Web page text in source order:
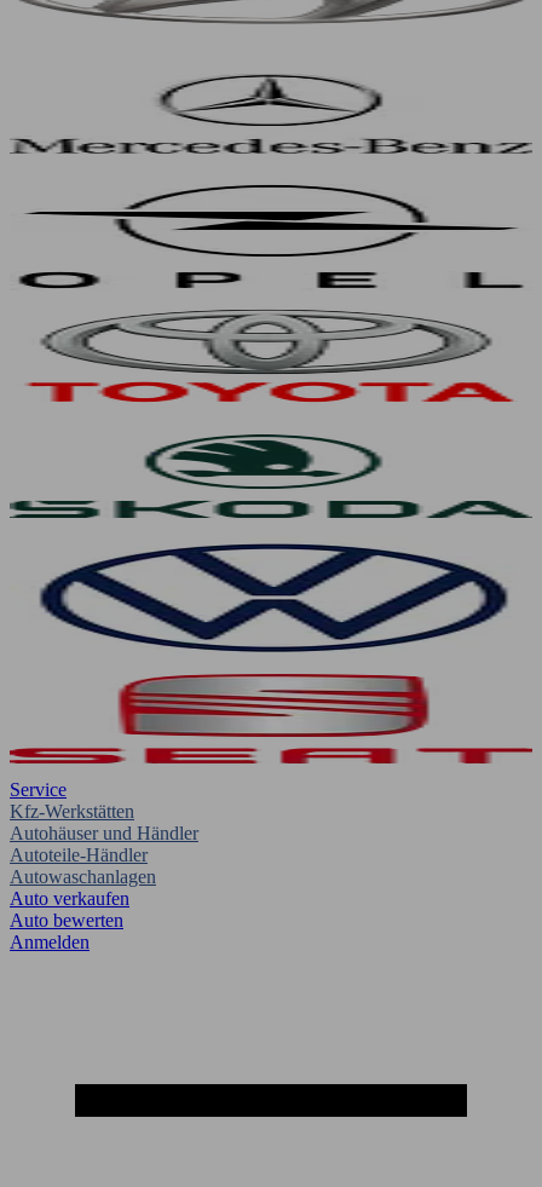
Service
Kfz-Werkstätten
Autohäuser und Händler
Autoteile-Händler
Autowaschanlagen
Auto verkaufen
Auto bewerten
Anmelden